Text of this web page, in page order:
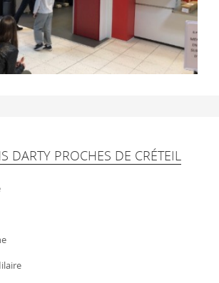
DARTY PROCHES DE CRÉTEIL